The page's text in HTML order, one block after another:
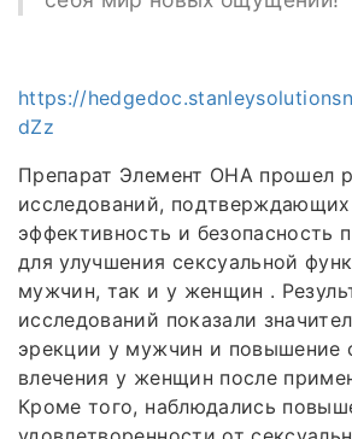
https://
dZz
Препарат Элемент ОНА прошел
исследований, подтверждающих
эффективность и безопасность
для улучшения сексуальной
мужчин, так и у женщин .
исследований показали
эрекции у мужчин и повышение
влечения у женщин после
Кроме того, наблюдались